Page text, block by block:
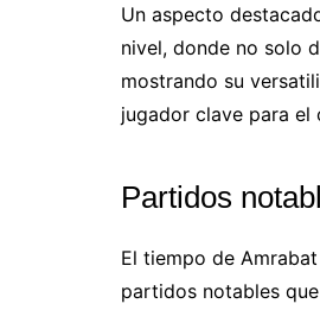
Un aspecto
nivel, donde no solo
mostrando su
jugador clave para el
Partidos
El tiempo de
partidos notables